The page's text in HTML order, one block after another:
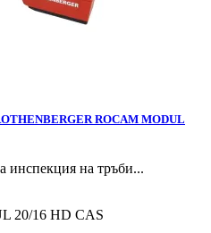
ROCAM MODUL
на тръби...
20/16 HD CAS